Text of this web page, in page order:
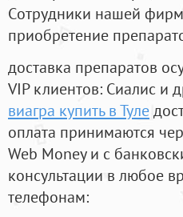
Cотрудники нашей
приобретение
доставка препаратов
VIP клиентов: Сиалис и
виагра купить в Туле
оплата принимаются
Web Money и с
консультации в любое
телефонам: